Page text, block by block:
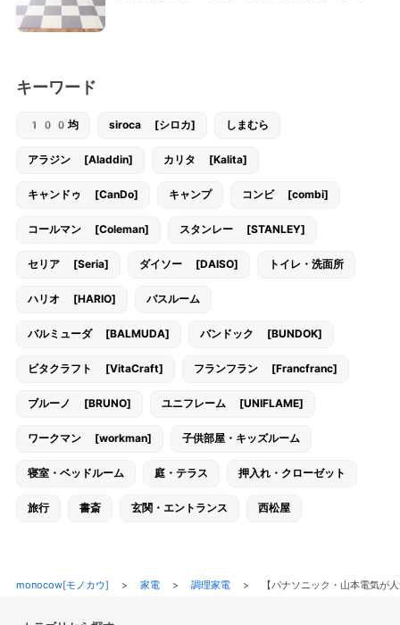
キーワード
100均 siroca [シロカ] しまむら
アラジン [Aladdin] カリタ [Kalita]
キャンドゥ [CanDo] キャンプ コンビ [combi]
コールマン [Coleman] スタンレー [STANLEY]
セリア [Seria] ダイソー [DAISO] トイレ・洗面所
ハリオ [HARIO] バスルーム
バルミューダ [BALMUDA] バンドック [BUNDOK]
ビタクラフト [VitaCraft] フランフラン [Francfranc]
ブルーノ [BRUNO] ユニフレーム [UNIFLAME]
ワークマン [workman] 子供部屋・キッズルーム
寝室・ベッドルーム 庭・テラス 押入れ・クローゼット
旅行 書斎 玄関・エントランス 西松屋
monocow[モノカウ] > 家電> 調理家電> 【パナソニック・山本電気が